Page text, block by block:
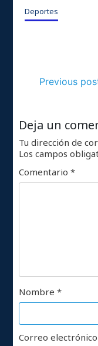
Deportes
Previous
Deja un
Tu dirección de
Los campos
Comentario*
Nombre*
Correo